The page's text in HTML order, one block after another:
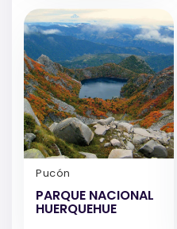
Pucón
PARQUE NACIONAL
HUERQUEHUE